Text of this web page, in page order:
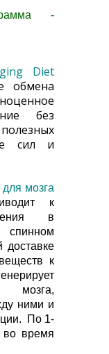
-
Diet
обмена
без
сил и
мозга
к
в
доставке
к
мозга,
ними и
​По 1-
во время